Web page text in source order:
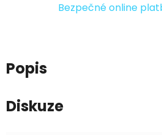
Bezpečné online
Popis
Diskuze